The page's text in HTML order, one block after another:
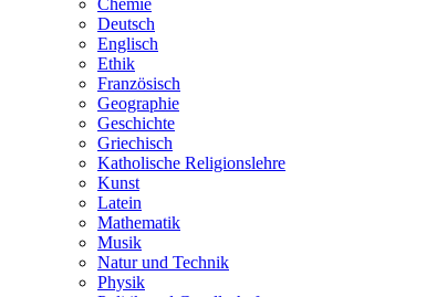
Chemie
Deutsch
Englisch
Ethik
Französisch
Geographie
Geschichte
Griechisch
Katholische Religionslehre
Kunst
Latein
Mathematik
Musik
Natur und Technik
Physik